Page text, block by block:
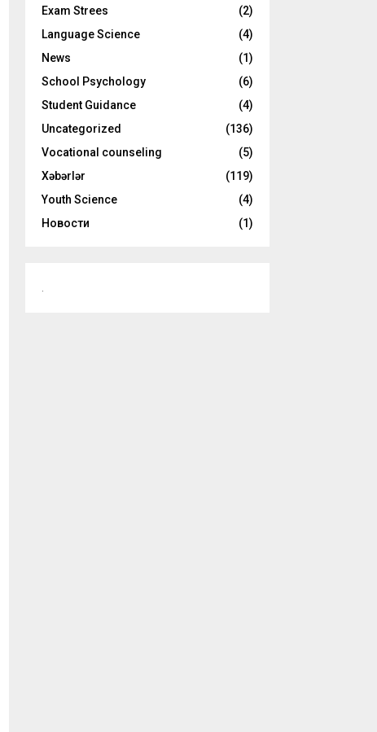
o
:
Exam Strees
(2)
Language Science
(4)
News
(1)
School Psychology
(6)
Student Guidance
(4)
Uncategorized
(136)
Vocational counseling
(5)
Xəbərlər
(119)
Youth Science
(4)
Новости
(1)